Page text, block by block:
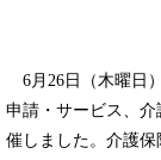
6月26日（木曜日
申請・サービス、
催しました。介護保